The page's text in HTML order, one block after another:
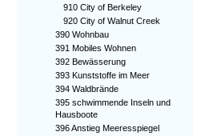
910 City of Berkeley
920 City of Walnut Creek
390 Wohnbau
391 Mobiles Wohnen
392 Bewässerung
393 Kunststoffe im Meer
394 Waldbrände
395 schwimmende Inseln und
Hausboote
396 Anstieg Meeresspiegel